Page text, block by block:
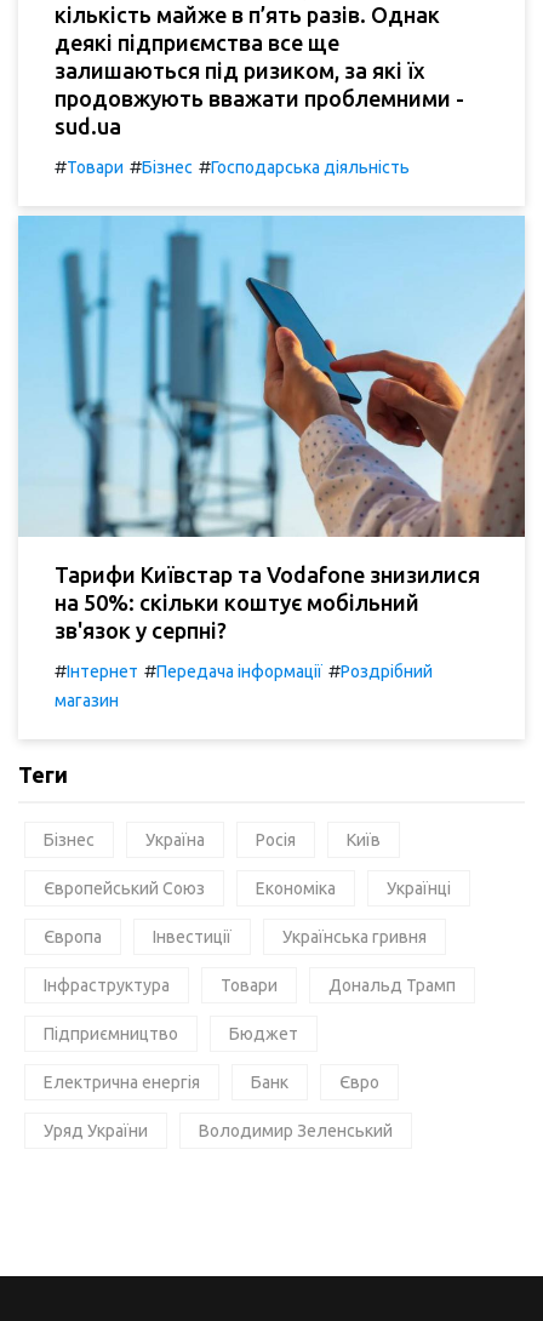
кількість майже в п’ять разів. Однак
деякі підприємства все ще
залишаються під ризиком, за які їх
продовжують вважати проблемними -
sud.ua
#Товари #Бізнес #Господарська діяльність
Тарифи Київстар та Vodafone знизилися
на 50%: скільки коштує мобільний
зв'язок у серпні?
#Інтернет #Передача інформації #Роздрібний
магазин
Теги
Бізнес Україна Росія Київ
Європейський Союз Економіка Українці
Європа Інвестиції Українська гривня
Інфраструктура Товари Дональд Трамп
Підприємництво Бюджет
Електрична енергія Банк Євро
Уряд України Володимир Зеленський